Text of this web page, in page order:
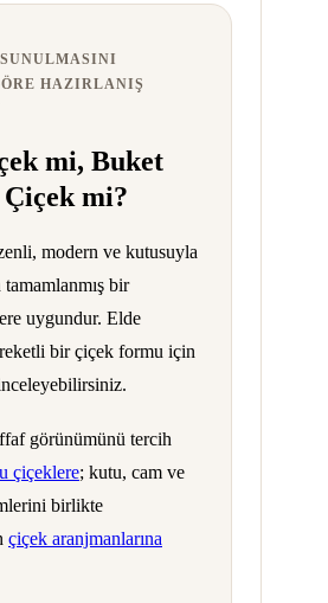
HAZIRLANIŞ
mi, Buket
mi?
modern ve kutusuyla
bir
uygundur. Elde
bir çiçek formu için
görünümünü tercih
çiçeklere; kutu, cam ve
birlikte
çiçek aranjmanlarına